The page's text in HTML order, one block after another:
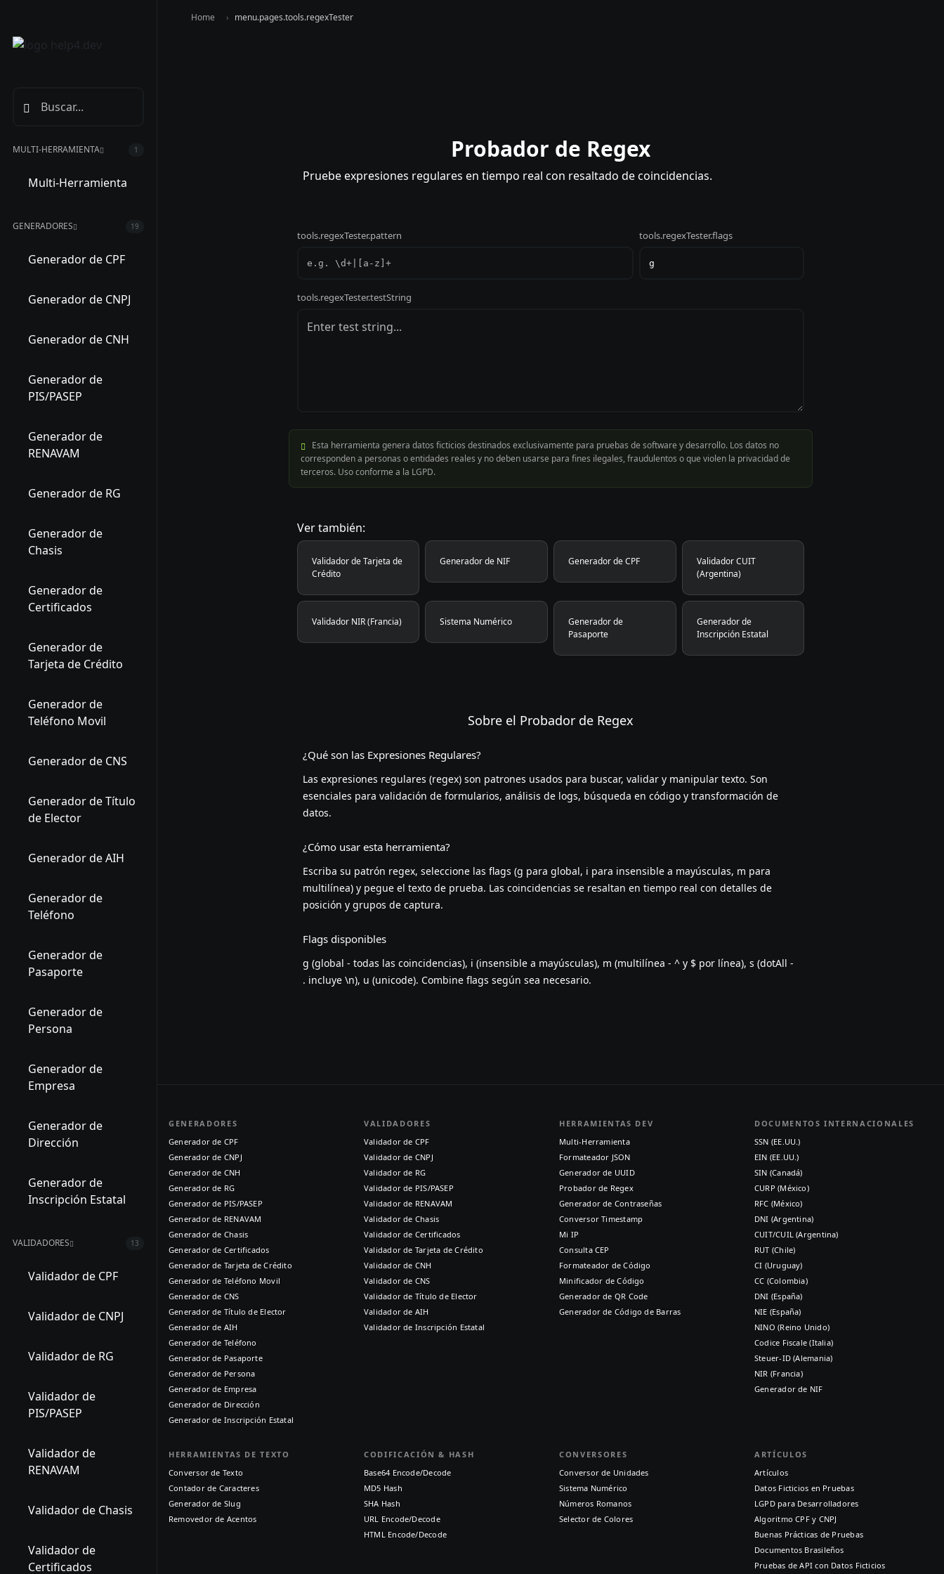
MULTI-HERRAMIENTA 1
Multi-Herramienta
GENERADORES 19
Generador de CPF
Generador de CNPJ
Generador de CNH
Generador de
PIS/PASEP
Generador de
RENAVAM
Generador de RG
Generador de
Chasis
Generador de
Certificados
Generador de
Tarjeta de Crédito
Generador de
Teléfono Movil
Generador de CNS
Generador de Título
de Elector
Generador de AIH
Generador de
Teléfono
Generador de
Pasaporte
Generador de
Persona
Generador de
Empresa
Generador de
Dirección
Generador de
Inscripción Estatal
VALIDADORES 13
Validador de CPF
Validador de CNPJ
Validador de RG
Validador de
PIS/PASEP
Validador de
RENAVAM
Validador de Chasis
Validador de
Certificados
Home menu.pages.tools.regexTester
Probador de Regex
Pruebe expresiones regulares en tiempo real con resaltado de coincidencias.
tools.regexTester.pattern tools.regexTester.flags
tools.regexTester.testString
Esta herramienta genera datos ficticios destinados exclusivamente para pruebas de software y desarrollo. Los datos no
corresponden a personas o entidades reales y no deben usarse para fines ilegales, fraudulentos o que violen la privacidad de
terceros. Uso conforme a la LGPD.
Ver también:
Validador de Tarjeta de
Crédito
Generador de NIF Generador de CPF
Validador CUIT
(Argentina)
Validador NIR (Francia) Sistema Numérico
Generador de
Pasaporte
Generador de
Inscripción Estatal
Sobre el Probador de Regex
¿Qué son las Expresiones Regulares?
Las expresiones regulares (regex) son patrones usados para buscar, validar y manipular texto. Son
esenciales para validación de formularios, análisis de logs, búsqueda en código y transformación de
datos.
¿Cómo usar esta herramienta?
Escriba su patrón regex, seleccione las flags (g para global, i para insensible a mayúsculas, m para
multilínea) y pegue el texto de prueba. Las coincidencias se resaltan en tiempo real con detalles de
posición y grupos de captura.
Flags disponibles
g (global - todas las coincidencias), i (insensible a mayúsculas), m (multilínea - ^ y $ por línea), s (dotAll -
. incluye \n), u (unicode). Combine flags según sea necesario.
GENERADORES
Generador de CPF
Generador de CNPJ
Generador de CNH
Generador de RG
Generador de PIS/PASEP
Generador de RENAVAM
Generador de Chasis
Generador de Certificados
Generador de Tarjeta de Crédito
Generador de Teléfono Movil
Generador de CNS
Generador de Título de Elector
Generador de AIH
Generador de Teléfono
Generador de Pasaporte
Generador de Persona
Generador de Empresa
Generador de Dirección
Generador de Inscripción Estatal
VALIDADORES
Validador de CPF
Validador de CNPJ
Validador de RG
Validador de PIS/PASEP
Validador de RENAVAM
Validador de Chasis
Validador de Certificados
Validador de Tarjeta de Crédito
Validador de CNH
Validador de CNS
Validador de Título de Elector
Validador de AIH
Validador de Inscripción Estatal
HERRAMIENTAS DEV
Multi-Herramienta
Formateador JSON
Generador de UUID
Probador de Regex
Generador de Contraseñas
Conversor Timestamp
Mi IP
Consulta CEP
Formateador de Código
Minificador de Código
Generador de QR Code
Generador de Código de Barras
DOCUMENTOS INTERNACIONALES
SSN (EE.UU.)
EIN (EE.UU.)
SIN (Canadá)
CURP (México)
RFC (México)
DNI (Argentina)
CUIT/CUIL (Argentina)
RUT (Chile)
CI (Uruguay)
CC (Colombia)
DNI (España)
NIE (España)
NINO (Reino Unido)
Codice Fiscale (Italia)
Steuer-ID (Alemania)
NIR (Francia)
Generador de NIF
HERRAMIENTAS DE TEXTO
Conversor de Texto
Contador de Caracteres
Generador de Slug
Removedor de Acentos
CODIFICACIÓN & HASH
Base64 Encode/Decode
MD5 Hash
SHA Hash
URL Encode/Decode
HTML Encode/Decode
CONVERSORES
Conversor de Unidades
Sistema Numérico
Números Romanos
Selector de Colores
ARTÍCULOS
Artículos
Datos Ficticios en Pruebas
LGPD para Desarrolladores
Algoritmo CPF y CNPJ
Buenas Prácticas de Pruebas
Documentos Brasileños
Pruebas de API con Datos Ficticios